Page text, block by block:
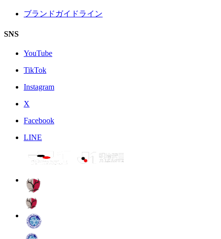
ブランドガイドライン
SNS
YouTube
TikTok
Instagram
X
Facebook
LINE